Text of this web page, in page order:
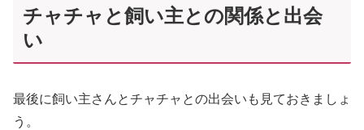
チャチャと飼い主との関係と出会
い
最後に飼い主さんとチャチャとの出会いも見ておきましょ
う。